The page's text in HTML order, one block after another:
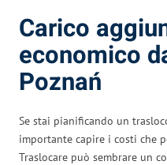
Carico
economico
Poznań
Se stai pianificando un
importante capire i costi che
Traslocare può sembrare un